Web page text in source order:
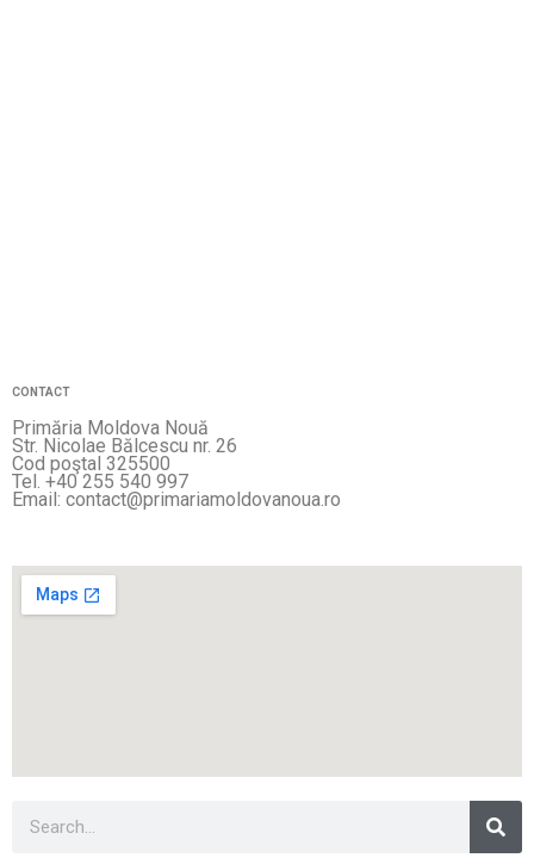
CONTACT
Primăria Moldova Nouă
Str. Nicolae Bălcescu nr. 26
Cod poştal 325500
Tel. +40 255 540 997
Email: contact@primariamoldovanoua.ro